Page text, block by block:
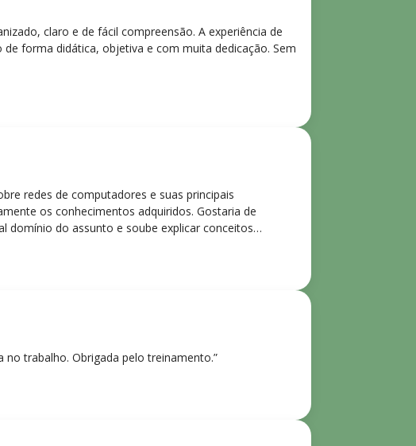
claro e de fácil compreensão. A experiência de
forma didática, objetiva e com muita dedicação. Sem
redes de computadores e suas principais
os conhecimentos adquiridos. Gostaria de
do assunto e soube explicar conceitos
Recomendo o curso para todos que
trabalho. Obrigada pelo treinamento.”